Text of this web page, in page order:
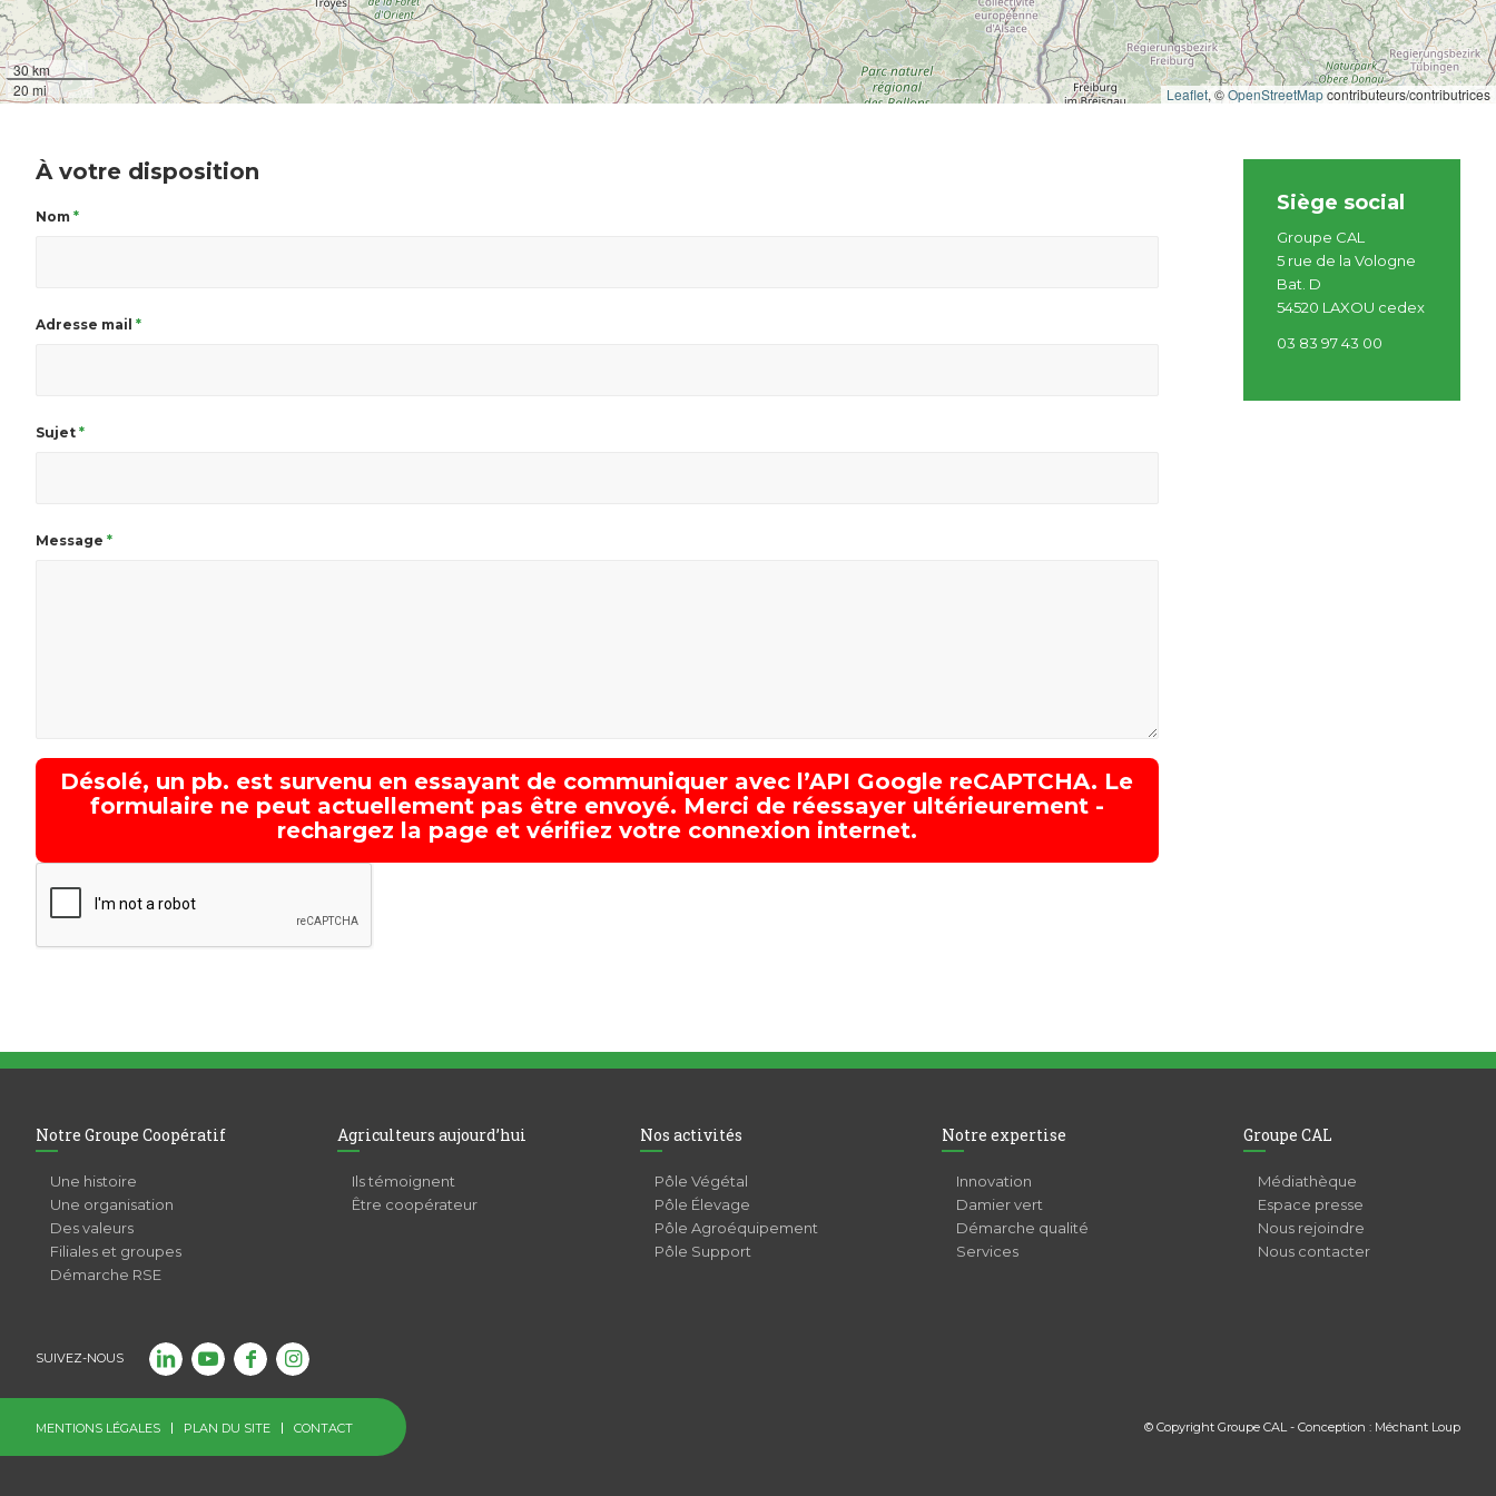
30 km
20 mi
Leaflet, ©OpenStreetMapcontributeurs/contributrices
À votre disposition
Nom *
Adresse mail *
Sujet *
Message *
Désolé, un pb. est survenu en essayant de communiquer avec l’API Google reCAPTCHA. Le
formulaire ne peut actuellement pas être envoyé. Merci de réessayer ultérieurement -
rechargez la page et vérifiez votre connexion internet.
Siège social
Groupe CAL
5 rue de la Vologne
Bat. D
54520 LAXOU cedex
03 83 97 43 00
Notre Groupe Coopératif
Une histoire
Une organisation
Des valeurs
Filiales et groupes
Démarche RSE
Agriculteurs aujourd’hui
Ils témoignent
Être coopérateur
Nos activités
Pôle Végétal
Pôle Élevage
Pôle Agroéquipement
Pôle Support
Notre expertise
Innovation
Damier vert
Démarche qualité
Services
Groupe CAL
Médiathèque
Espace presse
Nous rejoindre
Nous contacter
SUIVEZ-NOUS
MENTIONS LÉGALES PLAN DU SITE CONTACT © Copyright Groupe CAL - Conception : Méchant Loup